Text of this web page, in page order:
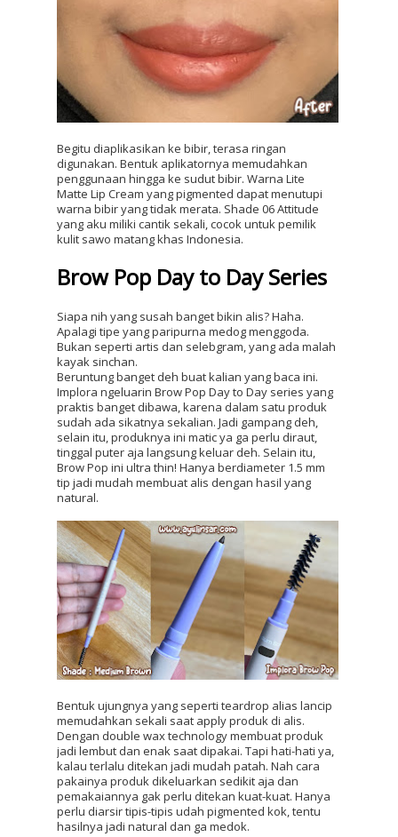
Begitu diaplikasikan ke bibir, terasa ringan
digunakan. Bentuk aplikatornya memudahkan
penggunaan hingga ke sudut bibir. Warna Lite
Matte Lip Cream yang pigmented dapat menutupi
warna bibir yang tidak merata. Shade 06 Attitude
yang aku miliki cantik sekali, cocok untuk pemilik
kulit sawo matang khas Indonesia.
Brow Pop Day to Day Series
Siapa nih yang susah banget bikin alis? Haha.
Apalagi tipe yang paripurna medog menggoda.
Bukan seperti artis dan selebgram, yang ada malah
kayak sinchan.
Beruntung banget deh buat kalian yang baca ini.
Implora ngeluarin Brow Pop Day to Day series yang
praktis banget dibawa, karena dalam satu produk
sudah ada sikatnya sekalian. Jadi gampang deh,
selain itu, produknya ini matic ya ga perlu diraut,
tinggal puter aja langsung keluar deh. Selain itu,
Brow Pop ini ultra thin! Hanya berdiameter 1.5 mm
tip jadi mudah membuat alis dengan hasil yang
natural.
Bentuk ujungnya yang seperti teardrop alias lancip
memudahkan sekali saat apply produk di alis.
Dengan double wax technology membuat produk
jadi lembut dan enak saat dipakai. Tapi hati-hati ya,
kalau terlalu ditekan jadi mudah patah. Nah cara
pakainya produk dikeluarkan sedikit aja dan
pemakaiannya gak perlu ditekan kuat-kuat. Hanya
perlu diarsir tipis-tipis udah pigmented kok, tentu
hasilnya jadi natural dan ga medok.